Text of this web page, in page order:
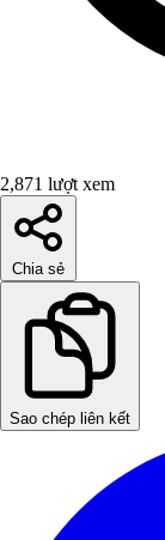
2,871 lượt xem
Chia sẻ
Sao chép liên kết